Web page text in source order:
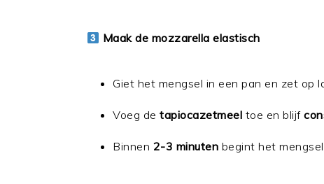
Maak de mozzarella elastisch
Giet het mengsel in een pan en zet op
Voeg de tapiocazetmeel toe en blijf
Binnen 2-3 minuten begint het